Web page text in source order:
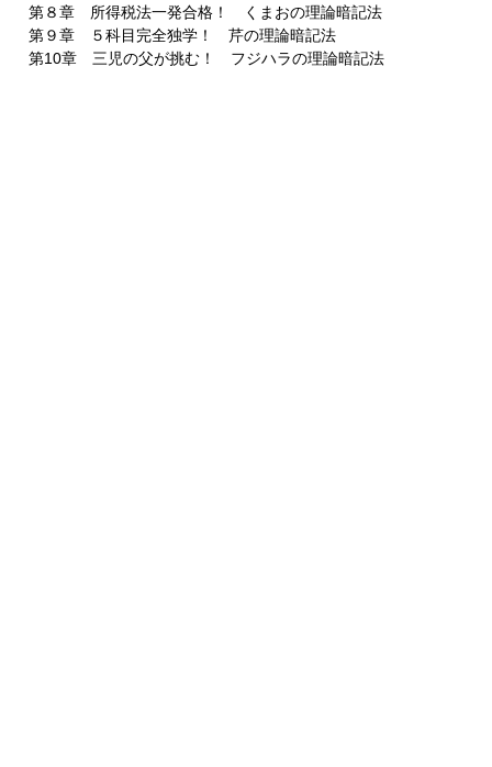
第８章 所得税法一発合格！ くまおの理論暗記法
第９章 ５科目完全独学！ 芹の理論暗記法
第10章 三児の父が挑む！ フジハラの理論暗記法